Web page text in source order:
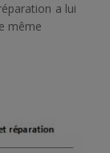
a lui
même